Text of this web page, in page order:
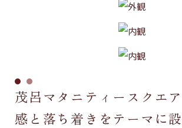
茂呂マタニティースクエ
感と落ち着きをテーマに